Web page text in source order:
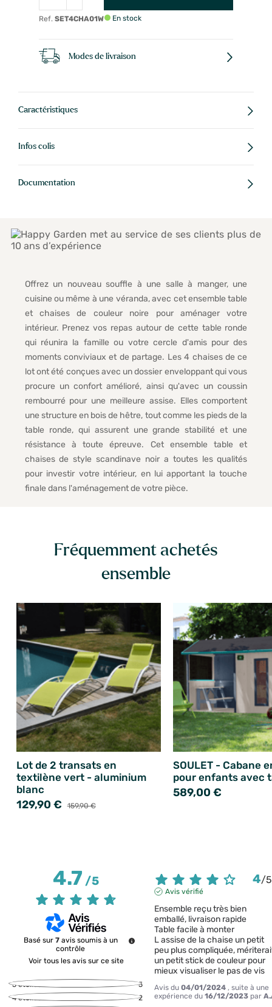
Ref. SET4CHA01W En stock
Modes de livraison
Caractéristiques
Infos colis
Documentation
Offrez un nouveau souffle à une salle à manger, une
cuisine ou même à une véranda, avec cet ensemble table
et chaises de couleur noire pour aménager votre
intérieur. Prenez vos repas autour de cette table ronde
qui réunira la famille ou votre cercle d'amis pour des
moments conviviaux et de partage. Les 4 chaises de ce
lot ont été conçues avec un dossier enveloppant qui vous
procure un confort amélioré, ainsi qu'avec un coussin
rembourré pour une meilleure assise. Elles comportent
une structure en bois de hêtre, tout comme les pieds de la
table ronde, qui assurent une grande stabilité et une
résistance à toute épreuve. Cet ensemble table et
chaises de style scandinave noir a toutes les qualités
pour investir votre intérieur, en lui apportant la touche
finale dans l'aménagement de votre pièce.
Fréquemment achetés
ensemble
Lot de 2 transats en
textilène vert - aluminium
blanc
129,90 € 159,90 €
SOULET - Cabane
pour enfants avec
589,00 €
4.7/5
Basé sur 7 avis soumis à un
contrôle
Voir tous les avis sur ce site
5étoiles
5
4étoiles
2
4/5
Avis vérifié
Ensemble reçu très bien
emballé, livraison rapide
Table facile à monter
L assise de la chaise un petit
peu plus compliquée,
un petit stick de couleur pour
mieux visualiser le pas de vis
Avis du04/01/2024 , suite à une
expérience du16/12/2023 par